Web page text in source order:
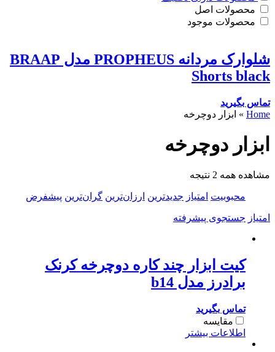
محصولات اصل
محصولات موجود
شلوارک مردانه PROPHEUS مدل BRAAP
Shorts black
تماس بگیرید
Home
» ابزار دوچرخه
ابزار دوچرخه
مشاهده همه 2 نتیجه
محبوبیت امتیاز جدیدترین ارزان‌ترین گران‌ترین پیشفرض
امتیاز جستجوی پیشرفته
کیت ابزار چند کاره دوچرخه کرنک
برادرز مدل b14
تماس بگیرید
مقایسه
اطلاعات بیشتر